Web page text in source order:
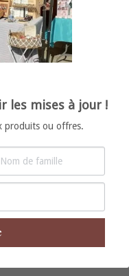
les mises à jour !
produits ou offres.